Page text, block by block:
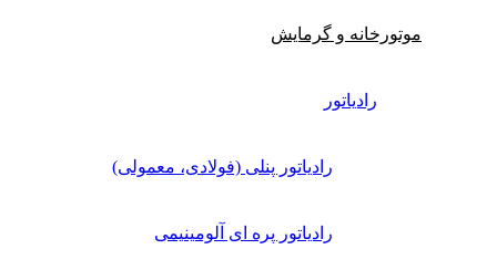
موتورخانه و گرمایش
رادیاتور
رادیاتور پنلی (فولادی، معمولی)
رادیاتور پره ای آلومینیمی